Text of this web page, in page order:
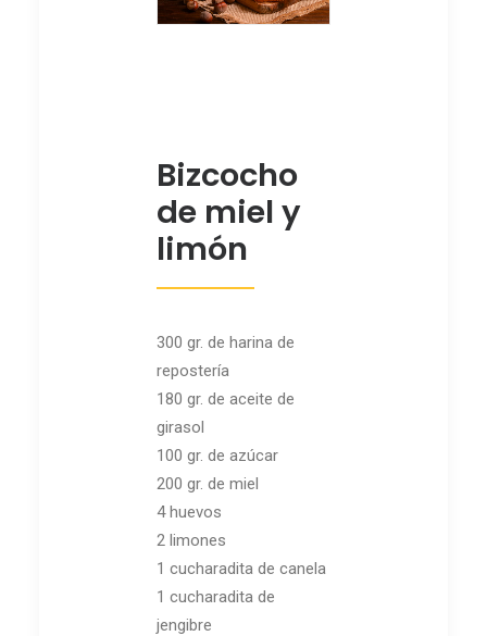
Bizcocho
de miel y
limón
300 gr. de harina de
repostería
180 gr. de aceite de
girasol
100 gr. de azúcar
200 gr. de miel
4 huevos
2 limones
1 cucharadita de canela
1 cucharadita de
jengibre